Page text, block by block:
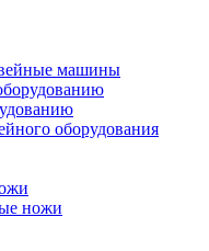
машины
оборудования
ножи